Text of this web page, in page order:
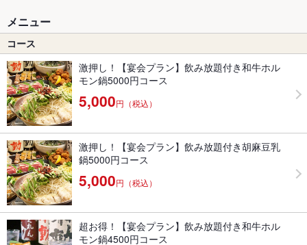
メニュー
コース
激押し！【宴会プラン】飲み放題付き和牛ホル
モン鍋5000円コース
5,000円（税込）
激押し！【宴会プラン】飲み放題付き胡麻豆乳
鍋5000円コース
5,000円（税込）
超お得！【宴会プラン】飲み放題付き和牛ホル
モン鍋4500円コース